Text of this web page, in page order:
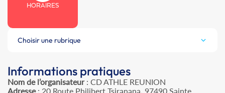
HORAIRES
Choisir une rubrique
Informations pratiques
Nom de l’organisateur: CD ATHLE REUNION
Adresse: 20 Route Philibert Tsiranana, 97490 Sainte